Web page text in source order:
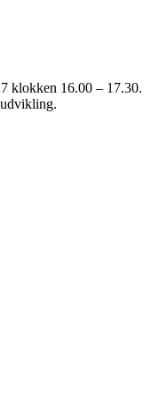
klokken 16.00 – 17.30.